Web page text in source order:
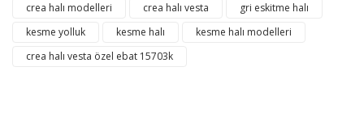
crea halı modelleri
crea halı vesta
gri eskitme halı
kesme yolluk
kesme halı
kesme halı modelleri
crea halı vesta özel ebat 15703k